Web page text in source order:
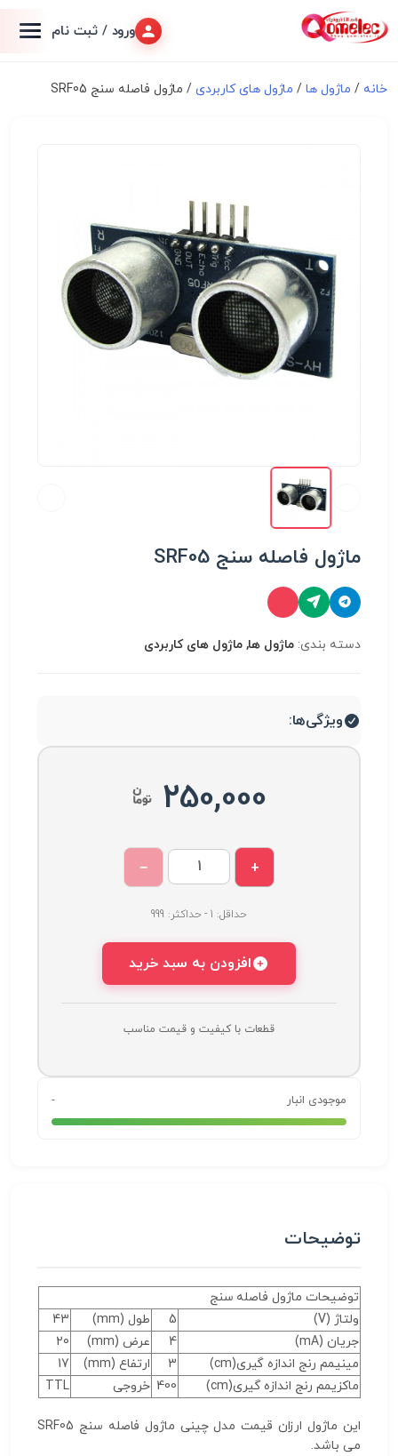
ورود / ثبت نام
خانه / ماژول ها/ ماژول های کاربردی/ ماژول فاصله سنج SRF05
ماژول فاصله سنج SRF05
دسته بندی: ماژول ها, ماژول های کاربردی
ویژگی‌ها:
250,000
+
−
حداقل: 1 - حداکثر: 999
افزودن به سبد خرید
قطعات با کیفیت و قیمت مناسب
موجودی انبار -
توضیحات
توضیحات ماژول فاصله سنج
ولتاژ (V)
5 طول (mm)
43
جریان (mA)
4 عرض (mm)
20
مینیمم رنج اندازه گیری(cm)
3 ارتفاع (mm)
17
ماکزیمم رنج اندازه گیری(cm)
400 خروجی TTL
این ماژول ارزان قیمت مدل چینی ماژول فاصله سنج SRF05
می باشد.